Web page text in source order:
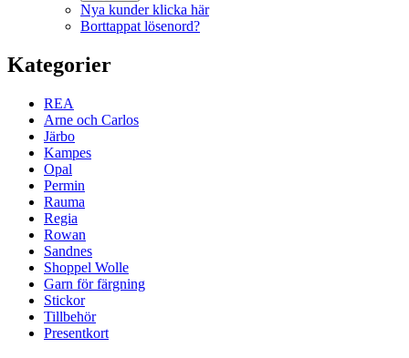
Nya kunder klicka här
Borttappat lösenord?
Kategorier
REA
Arne och Carlos
Järbo
Kampes
Opal
Permin
Rauma
Regia
Rowan
Sandnes
Shoppel Wolle
Garn för färgning
Stickor
Tillbehör
Presentkort